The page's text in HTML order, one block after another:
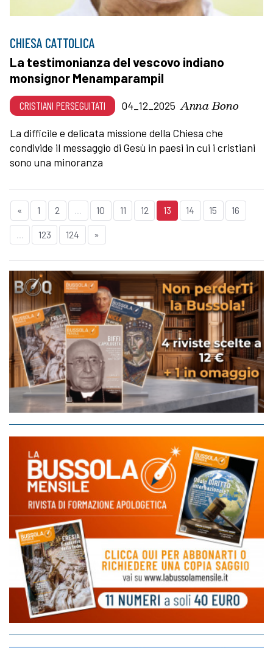
CHIESA CATTOLICA
La testimonianza del vescovo indiano
monsignor Menamparampil
CRISTIANI PERSEGUITATI 04_12_2025 Anna Bono
La difficile e delicata missione della Chiesa che
condivide il messaggio di Gesù in paesi in cui i cristiani
sono una minoranza
« 1 2 ... 10 11 12 13 14 15 16
123 124 »